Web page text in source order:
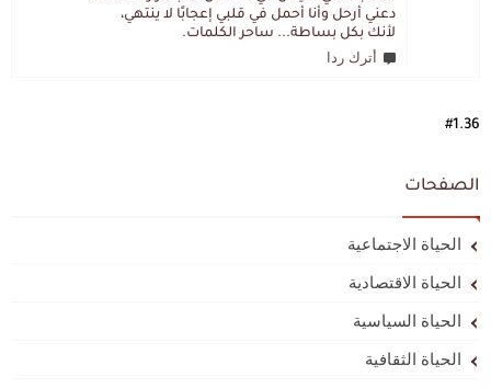
دعني أرحل وأنا أحمل في قلبي إعجابًا لا ينتهي،
لأنك بكل بساطة... ساحر الكلمات.
أترك ردا
#1.36
الصفحات
الحياة الاجتماعية
الحياة الاقتصادية
الحياة السياسية
الحياة الثقافية